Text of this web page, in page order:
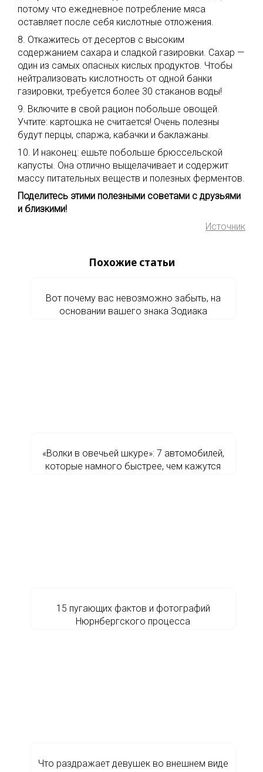
потому что ежедневное потребление мяса
оставляет после себя кислотные отложения.
8. Откажитесь от десертов с высоким
содержанием сахара и сладкой газировки. Сахар —
один из самых опасных кислых продуктов. Чтобы
нейтрализовать кислотность от одной банки
газировки, требуется более 30 стаканов воды!
9. Включите в свой рацион побольше овощей.
Учтите: картошка не считается! Очень полезны
будут перцы, спаржа, кабачки и баклажаны.
10. И наконец: ешьте побольше брюссельской
капусты. Она отлично выщелачивает и содержит
массу питательных веществ и полезных ферментов.
Поделитесь этими полезными советами с друзьями
и близкими!
Источник
Похожие статьи
Вот почему вас невозможно забыть, на
основании вашего знака Зодиака
«Волки в овечьей шкуре»: 7 автомобилей,
которые намного быстрее, чем кажутся
15 пугающих фактов и фотографий
Нюрнбергского процесса
Что раздражает девушек во внешнем виде